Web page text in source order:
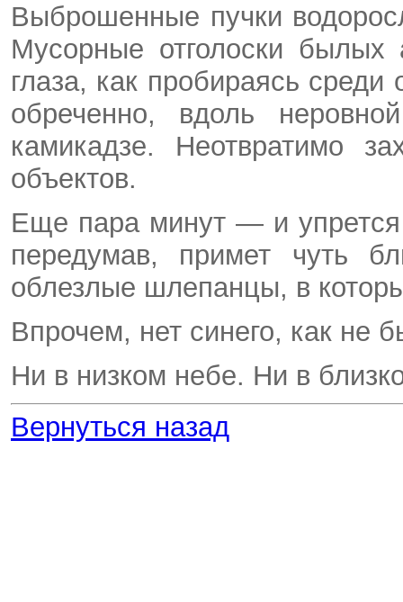
Выброшенные пучки
Мусорные отголоски
глаза, как пробираясь
обреченно, вдоль
камикадзе. Неотвратимо
объектов.
Еще пара минут — и
передумав, примет чуть
облезлые шлепанцы, в
Впрочем, нет синего, как не
Ни в низком небе. Ни в
Вернуться назад